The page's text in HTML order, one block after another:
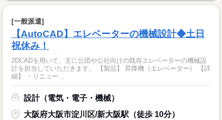
[一般派遣]
【AutoCAD】エレベーターの機械設計◆土日
祝休み！
2DCADを用いて、主に公団や公社向けの既存エレベーターの機械設
計を担当していただきます。 【製品】 昇降機（エレベーター） 【詳
細】 ・リニュー...
設計（電気・電子・機械）
大阪府大阪市淀川区/新大阪駅（徒歩 10分）